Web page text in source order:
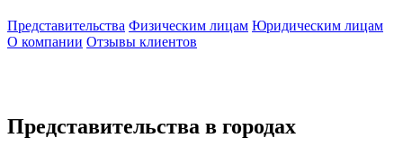
Представительства Физическим лицам Юридическим лицам
О компании Отзывы клиентов
Представительства в городах